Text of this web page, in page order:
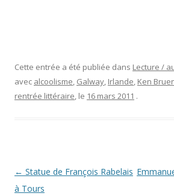
Cette entrée a été publiée dans Lecture /
avec alcoolisme, Galway, Irlande, Ken
rentrée littéraire, le 16 mars 2011 .
Navigation
des
← Statue de François Rabelais
à Tours